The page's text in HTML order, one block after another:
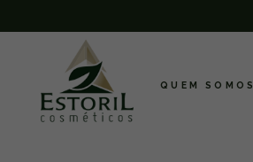
QUEM SOMOS